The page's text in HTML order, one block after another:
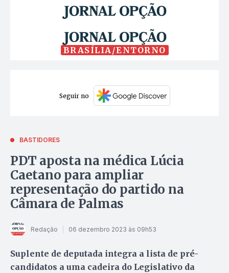
BRASÍLIA/ENTORNO
Seguir no
BASTIDORES
PDT aposta na médica Lúcia
Caetano para ampliar
representação do partido na
Câmara de Palmas
Redação 06 dezembro 2023 às 09h53
Suplente de deputada integra a lista de pré-
candidatos a uma cadeira do Legislativo da